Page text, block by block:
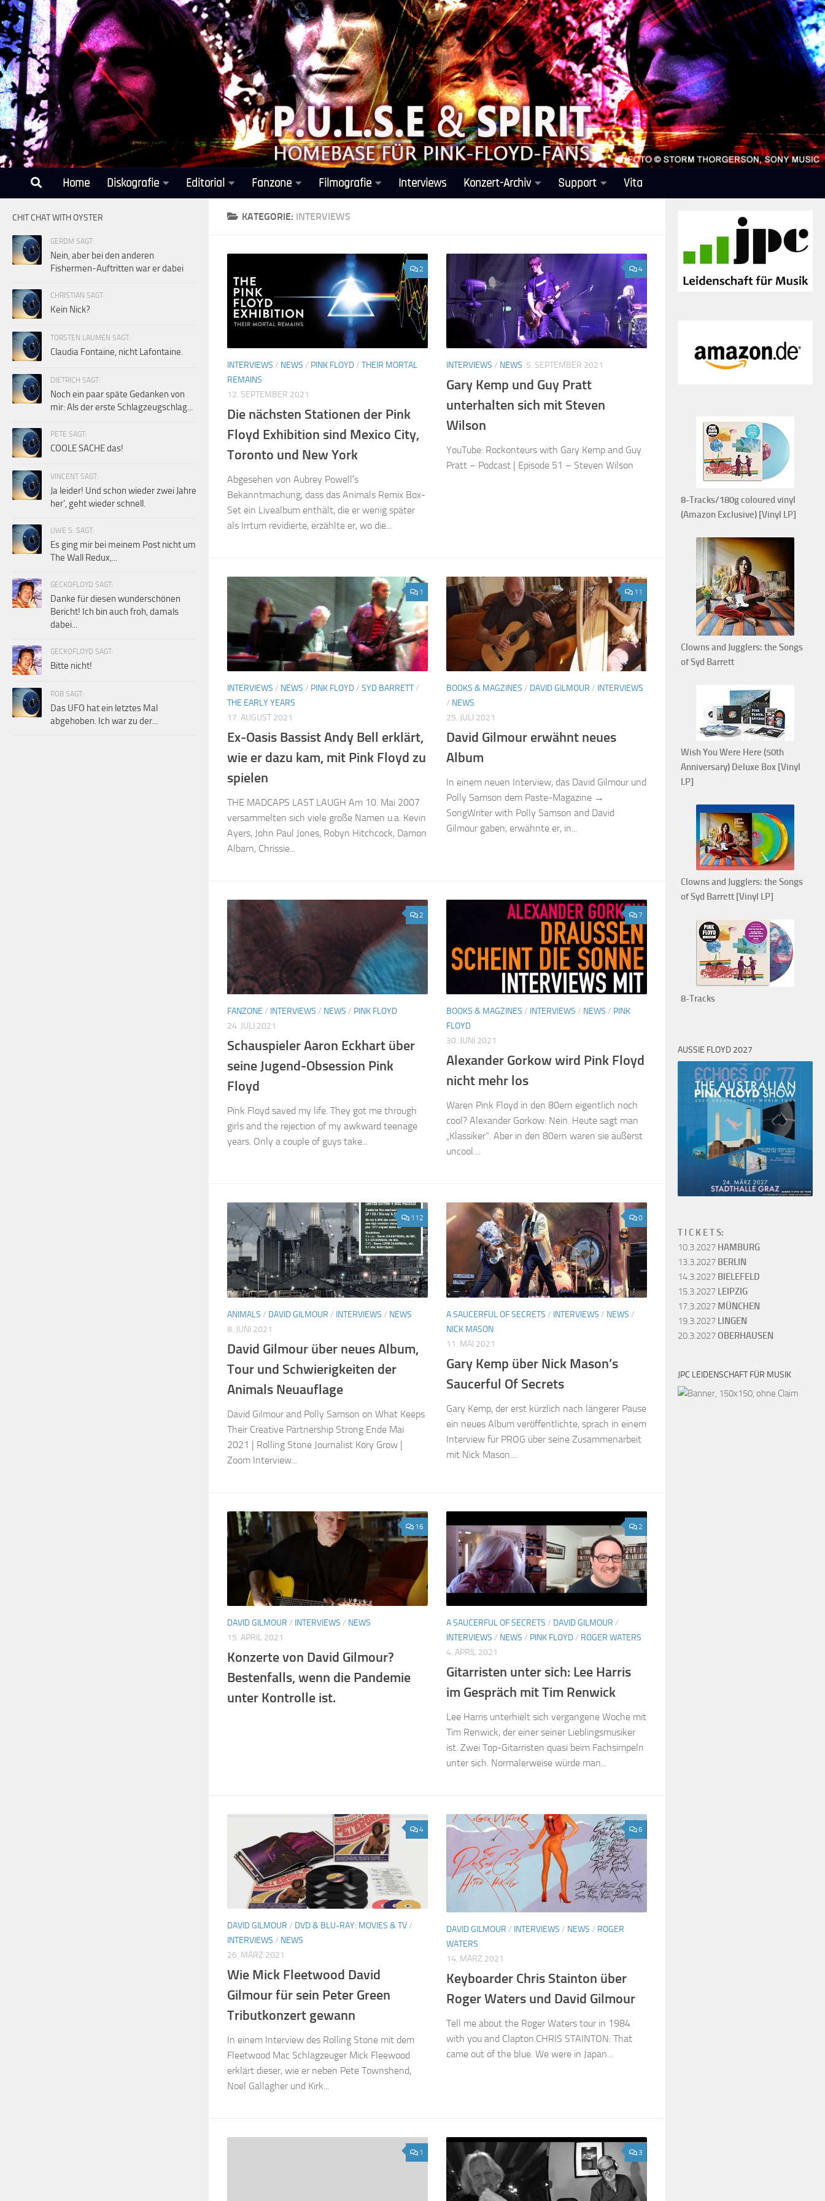
Unter dem Inhalt
Home Diskografie Editorial Fanzone Filmografie Interviews Konzert-Archiv Support Vita
KATEGORIE: INTERVIEWS
2
INTERVIEWS / NEWS / PINK FLOYD/ THEIR MORTAL
REMAINS
12. SEPTEMBER 2021
Die nächsten Stationen der Pink
Floyd Exhibition sind Mexico City,
Toronto und New York
Abgesehen von Aubrey Powell′s
Bekanntmachung, dass das Animals Remix Box-
Set ein Livealbum enthält, die er wenig später
als Irrtum revidierte, erzählte er, wo die...
4
INTERVIEWS / NEWS 5. SEPTEMBER 2021
Gary Kemp und Guy Pratt
unterhalten sich mit Steven
Wilson
YouTube: Rockonteurs with Gary Kemp and Guy
Pratt – Podcast | Episode 51 – Steven Wilson
1
INTERVIEWS / NEWS / PINK FLOYD/ SYD BARRETT/
THE EARLY YEARS
17. AUGUST 2021
Ex-Oasis Bassist Andy Bell erklärt,
wie er dazu kam, mit Pink Floyd zu
spielen
THE MADCAPS LAST LAUGH Am 10. Mai 2007
versammelten sich viele große Namen u.a. Kevin
Ayers, John Paul Jones, Robyn Hitchcock, Damon
Albarn, Chrissie...
11
BOOKS & MAGZINES / DAVID GILMOUR / INTERVIEWS
/ NEWS
25. JULI 2021
David Gilmour erwähnt neues
Album
In einem neuen Interview, das David Gilmour und
Polly Samson dem Paste-Magazine →
SongWriter with Polly Samson and David
Gilmour gaben, erwähnte er, in...
2
FANZONE / INTERVIEWS / NEWS / PINK FLOYD
24. JULI 2021
Schauspieler Aaron Eckhart über
seine Jugend-Obsession Pink
Floyd
Pink Floyd saved my life. They got me through
girls and the rejection of my awkward teenage
years. Only a couple of guys take...
7
BOOKS & MAGZINES / INTERVIEWS / NEWS / PINK
FLOYD
30. JUNI 2021
Alexander Gorkow wird Pink Floyd
nicht mehr los
Waren Pink Floyd in den 80ern eigentlich noch
cool? Alexander Gorkow: Nein. Heute sagt man
„Klassiker“. Aber in den 80ern waren sie äußerst
uncool....
112
ANIMALS / DAVID GILMOUR / INTERVIEWS / NEWS
8. JUNI 2021
David Gilmour über neues Album,
Tour und Schwierigkeiten der
Animals Neuauflage
David Gilmour and Polly Samson on What Keeps
Their Creative Partnership Strong Ende Mai
2021 | Rolling Stone Journalist Kory Grow |
Zoom Interview...
0
A SAUCERFUL OF SECRETS / INTERVIEWS / NEWS /
NICK MASON
11. MAI 2021
Gary Kemp über Nick Mason’s
Saucerful Of Secrets
Gary Kemp, der erst kürzlich nach längerer Pause
ein neues Album veröffentlichte, sprach in einem
Interview für PROG über seine Zusammenarbeit
mit Nick Mason....
16
DAVID GILMOUR / INTERVIEWS / NEWS
15. APRIL 2021
Konzerte von David Gilmour?
Bestenfalls, wenn die Pandemie
unter Kontrolle ist.
2
A SAUCERFUL OF SECRETS / DAVID GILMOUR /
INTERVIEWS / NEWS / PINK FLOYD/ ROGER WATERS
4. APRIL 2021
Gitarristen unter sich: Lee Harris
im Gespräch mit Tim Renwick
Lee Harris unterhielt sich vergangene Woche mit
Tim Renwick, der einer seiner Lieblingsmusiker
ist. Zwei Top-Gitarristen quasi beim Fachsimpeln
unter sich. Normalerweise würde man...
4
DAVID GILMOUR / DVD & BLU-RAY: MOVIES & TV/
INTERVIEWS / NEWS
26. MÄRZ 2021
Wie Mick Fleetwood David
Gilmour für sein Peter Green
Tributkonzert gewann
In einem Interview des Rolling Stone mit dem
Fleetwood Mac Schlagzeuger Mick Fleewood
erklärt dieser, wie er neben Pete Townshend,
Noel Gallagher und Kirk...
6
DAVID GILMOUR / INTERVIEWS / NEWS / ROGER
WATERS
14. MÄRZ 2021
Keyboarder Chris Stainton über
Roger Waters und David Gilmour
Tell me about the Roger Waters tour in 1984
with you and Clapton.CHRIS STAINTON: That
came out of the blue. We were in Japan...
1 3
CHIT CHAT WITH OYSTER
GERDM SAGT:
Nein, aber bei den anderen
Fishermen-Auftritten war er dabei
CHRISTIAN SAGT:
Kein Nick?
TORSTEN LAUMEN SAGT:
Claudia Fontaine, nicht Lafontaine.
DIETRICH SAGT:
Noch ein paar späte Gedanken von
mir: Als der erste Schlagzeugschlag...
PETE SAGT:
COOLE SACHE das!
VINCENT SAGT:
Ja leider! Und schon wieder zwei Jahre
her', geht wieder schnell.
UWE S. SAGT:
Es ging mir bei meinem Post nicht um
The Wall Redux,...
GECKOFLOYD SAGT:
Danke für diesen wunderschönen
Bericht! Ich bin auch froh, damals
dabei...
GECKOFLOYD SAGT:
Bitte nicht!
ROB SAGT:
Das UFO hat ein letztes Mal
abgehoben. Ich war zu der...
8-Tracks/180g coloured vinyl
(Amazon Exclusive) [Vinyl LP]
Clowns and Jugglers: the Songs
of Syd Barrett
Wish You Were Here (50th
Anniversary) Deluxe Box [Vinyl
LP]
Clowns and Jugglers: the Songs
of Syd Barrett [Vinyl LP]
8-Tracks
AUSSIE FLOYD 2027
T I C K E T S:
10.3.2027 HAMBURG
13.3.2027 BERLIN
14.3.2027 BIELEFELD
15.3.2027 LEIPZIG
17.3.2027 MÜNCHEN
19.3.2027 LINGEN
20.3.2027OBERHAUSEN
JPC LEIDENSCHAFT FÜR MUSIK